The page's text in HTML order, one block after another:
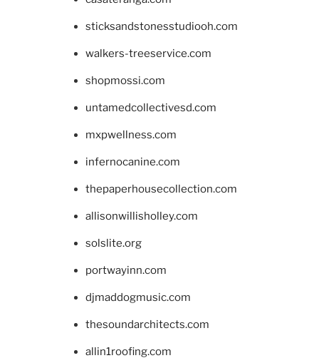
sticksandstonesstudiooh.com
walkers-treeservice.com
shopmossi.com
untamedcollectivesd.com
mxpwellness.com
infernocanine.com
thepaperhousecollection.com
allisonwillisholley.com
solslite.org
portwayinn.com
djmaddogmusic.com
thesoundarchitects.com
allin1roofing.com